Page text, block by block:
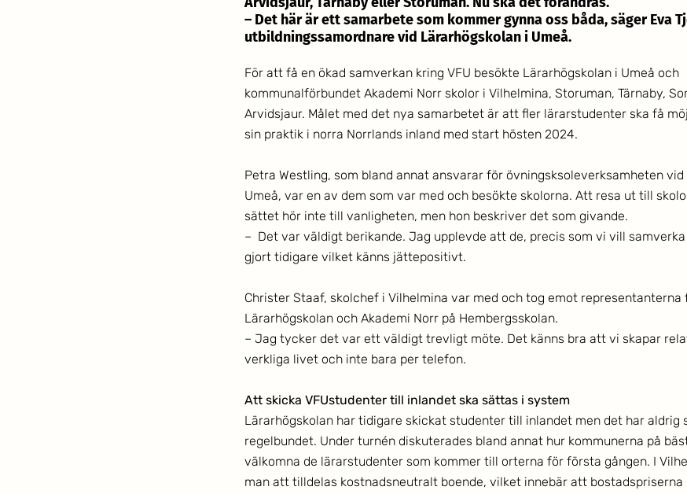
– Det här är ett samarbete som kommer gynna oss båda, säger Eva
utbildningssamordnare vid Lärarhögskolan i Umeå.
För att få en ökad samverkan kring VFU besökte Lärarhögskolan i Umeå och
kommunalförbundet Akademi Norr skolor i Vilhelmina, Storuman, Tärnaby,
Arvidsjaur. Målet med det nya samarbetet är att fler lärarstudenter ska få
sin praktik i norra Norrlands inland med start hösten 2024.
Petra Westling, som bland annat ansvarar för övningsksoleverksamheten
Umeå, var en av dem som var med och besökte skolorna. Att resa ut till
sättet hör inte till vanligheten, men hon beskriver det som givande.
–  Det var väldigt berikande. Jag upplevde att de, precis som vi vill
gjort tidigare vilket känns jättepositivt.
Christer Staaf, skolchef i Vilhelmina var med och tog emot representanterna
Lärarhögskolan och Akademi Norr på Hembergsskolan.
– Jag tycker det var ett väldigt trevligt möte. Det känns bra att vi skapar
verkliga livet och inte bara per telefon.
Att skicka VFUstudenter till inlandet ska sättas i system
Lärarhögskolan har tidigare skickat studenter till inlandet men det har aldrig
regelbundet. Under turnén diskuterades bland annat hur kommunerna på
välkomna de lärarstudenter som kommer till orterna för första gången. I
man att tilldelas kostnadsneutralt boende, vilket innebär att